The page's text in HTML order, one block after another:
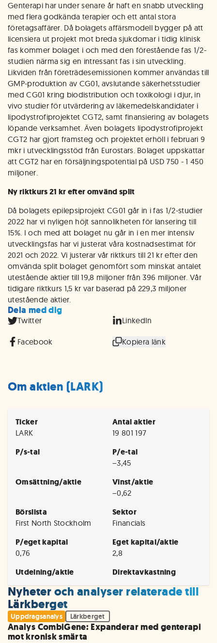
Genterapi har under senare år haft en snabb utveckling
med flera godkända terapier och ett antal stora
företagsaffärer. Då bolagets affärsmodell bygger på att
licensiera ut projekt mot breda sjukdomar i tidig klinisk
fas kommer bolaget i och med den förestående fas 1/2-
studien närma sig en intressant fas i sin utveckling.
Likviden från företrädesemissionen kommer användas till
GMP-produktion av CG01, avslutande säkerhetsstudier
med CG01 kring biodistribution och toxikologi i djur, in
vivo studier för utvärdering av läkemedelskandidater i
lipodystrofiprojektet CGT2, samt finansiering av bolagets
löpande verksamhet. Även bolagets lipodystrofiprojekt
CGT2 har gjort framsteg och projektet erhöll i februari 9
mkr i utvecklingsstöd från Eurostars. Bolaget uppskattar
att CGT2 har en försäljningspotential på USD 750 - 1 450
miljoner.
Ny riktkurs 21 kr efter omvänd split
Då bolagets epilepsiprojekt CG01 går in i fas 1/2-studier
2022 har vi nyligen höjt sannolikheten för lansering till
15%. I och med att bolaget nu går in i en mer intensiv
utvecklingsfas har vi justerat våra kostnadsestimat för
2021 och 2022. Vi justerar vår riktkurs till 21 kr efter den
omvända split bolaget genomfört som minskat antalet
utestående aktier till 19,8 miljoner från 396 miljoner. Vår
tidigare riktkurs 1,5 kr var baserad på 229,3 miljoner
utestående aktier.
Dela med dig
Twitter LinkedIn
Facebook Kopiera länk
Om aktien (LARK)
Ticker
LARK
Antal aktier
19 801 197
P/s-tal P/e-tal
−3,45
Omsättning/aktie Vinst/aktie
−0,62
Börslista
First North Stockholm
Sektor
Financials
P/eget kapital
0,76
Eget kapital/aktie
2,8
Utdelning/aktie Direktavkastning
Nyheter och analyser relaterade till
Lärkberget
Uppdragsanalys Lärkberget
Analys CombiGene: Expanderar med genterapi
mot kronisk smärta